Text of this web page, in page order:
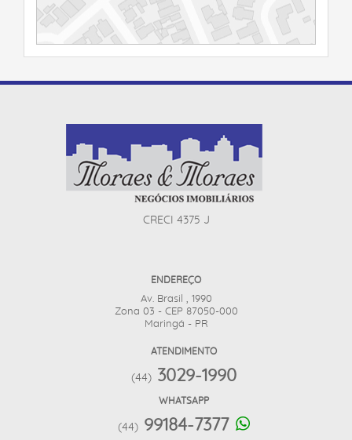
CRECI 4375 J
ENDEREÇO
Av. Brasil , 1990
Zona 03 - CEP 87050-000
Maringá - PR
ATENDIMENTO
(44) 3029-1990
WHATSAPP
(44) 99184-7377